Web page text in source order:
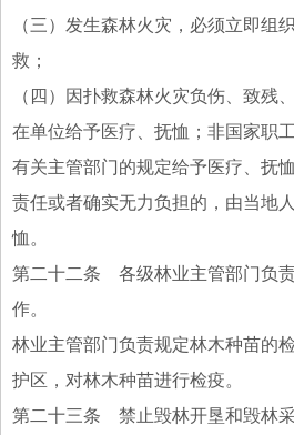
（三）发生森林火灾，必须立即组
救；
（四）因扑救森林火灾负伤、致残
在单位给予医疗、抚恤；非国家职
有关主管部门的规定给予医疗、抚
责任或者确实无力负担的，由当地
恤。
第二十二条 各级林业主管部门负
作。
林业主管部门负责规定林木种苗的
护区，对林木种苗进行检疫。
第二十三条 禁止毁林开垦和毁林